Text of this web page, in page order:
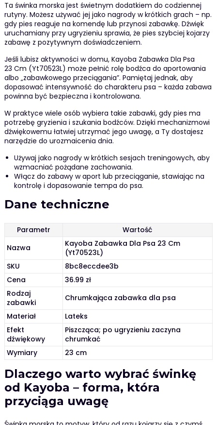
Ta świnka morska jest świetnym dodatkiem do codziennej
rutyny. Możesz używać jej jako nagrody w krótkich grach – np.
gdy pies reaguje na komendę lub przynosi zabawkę. Dźwięk
uruchamiany przy ugryzieniu sprawia, że pies szybciej kojarzy
zabawę z pozytywnym doświadczeniem.
Jeśli lubisz aktywności w domu, Kayoba Zabawka Dla Psa
23 Cm (Yt70523L) może pełnić rolę bodźca do aportowania
albo „zabawkowego przeciągania”. Pamiętaj jednak, aby
dopasować intensywność do charakteru psa – każda zabawa
powinna być bezpieczna i kontrolowana.
W praktyce wiele osób wybiera takie zabawki, gdy pies ma
potrzebę gryzienia i szukania bodźców. Dzięki mechanizmowi
dźwiękowemu łatwiej utrzymać jego uwagę, a Ty dostajesz
narzędzie do urozmaicenia dnia.
Używaj jako nagrody w krótkich sesjach treningowych, aby
wzmacniać pożądane zachowania.
Włącz do zabawy w aport lub przeciąganie, stawiając na
kontrolę i dopasowanie tempa do psa.
Dane techniczne
Parametr
Wartość
Nazwa
Kayoba Zabawka Dla Psa 23 Cm
(Yt70523L)
SKU
8bc8eccdee3b
Cena
36.99 zł
Rodzaj
zabawki
Chrumkająca zabawka dla psa
Materiał
Lateks
Efekt
dźwiękowy
Piszcząca; po ugryzieniu zaczyna
chrumkać
Wymiary
23 cm
Dlaczego warto wybrać świnkę
od Kayoba – forma, która
przyciąga uwagę